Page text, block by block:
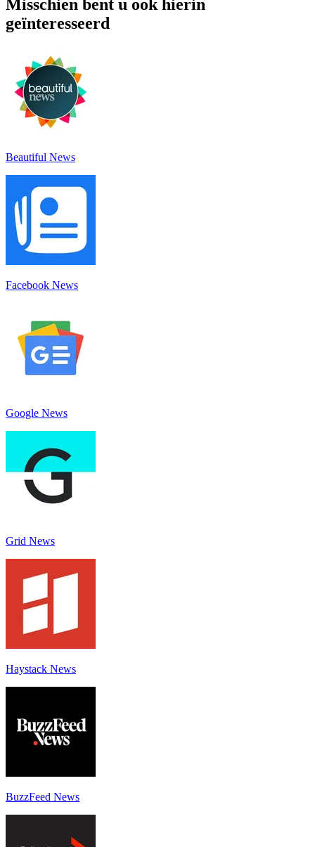
Misschien bent u ook hierin
geïnteresseerd
Beautiful News
Facebook News
Google News
Grid News
Haystack News
BuzzFeed News